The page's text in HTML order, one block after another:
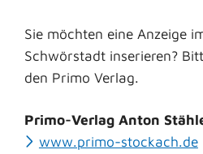
Sie möchten eine Anzeige
Schwörstadt inserieren?
den Primo Verlag.
Primo-Verlag Anton
www.primo-stockach.de